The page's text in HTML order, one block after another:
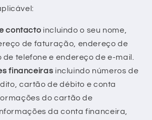
contacto incluindo o seu nome,
de faturação, endereço de
de telefone e endereço de e-mail.
financeiras incluindo números de
cartão de débito e conta
do cartão de
da conta financeira,